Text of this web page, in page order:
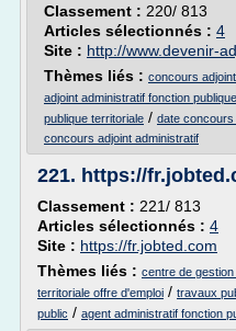
Classement : 220/ 813
Articles sélectionnés : 4
Site : http://www.devenir-
Thèmes liés : concours
adjoint administratif fonction
publique territoriale / date concours
concours adjoint administratif
221. https://
Classement : 221/ 813
Articles sélectionnés : 4
Site : https://fr.jobted.com
Thèmes liés : centre de
territoriale offre d'emploi / travaux
public / agent administratif fonction